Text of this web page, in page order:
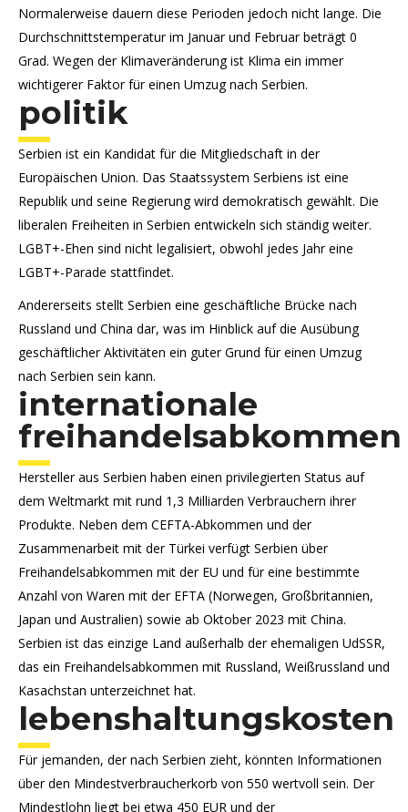
Normalerweise dauern diese Perioden jedoch nicht lange. Die
Durchschnittstemperatur im Januar und Februar beträgt 0
Grad. Wegen der Klimaveränderung ist Klima ein immer
wichtigerer Faktor für einen Umzug nach Serbien.
politik
Serbien ist ein Kandidat für die Mitgliedschaft in der
Europäischen Union. Das Staatssystem Serbiens ist eine
Republik und seine Regierung wird demokratisch gewählt. Die
liberalen Freiheiten in Serbien entwickeln sich ständig weiter.
LGBT+-Ehen sind nicht legalisiert, obwohl jedes Jahr eine
LGBT+-Parade stattfindet.
Andererseits stellt Serbien eine geschäftliche Brücke nach
Russland und China dar, was im Hinblick auf die Ausübung
geschäftlicher Aktivitäten ein guter Grund für einen Umzug
nach Serbien sein kann.
internationale
freihandelsabkommen
Hersteller aus Serbien haben einen privilegierten Status auf
dem Weltmarkt mit rund 1,3 Milliarden Verbrauchern ihrer
Produkte. Neben dem CEFTA-Abkommen und der
Zusammenarbeit mit der Türkei verfügt Serbien über
Freihandelsabkommen mit der EU und für eine bestimmte
Anzahl von Waren mit der EFTA (Norwegen, Großbritannien,
Japan und Australien) sowie ab Oktober 2023 mit China.
Serbien ist das einzige Land außerhalb der ehemaligen UdSSR,
das ein Freihandelsabkommen mit Russland, Weißrussland und
Kasachstan unterzeichnet hat.
lebenshaltungskosten
Für jemanden, der nach Serbien zieht, könnten Informationen
über den Mindestverbraucherkorb von 550 wertvoll sein. Der
Mindestlohn liegt bei etwa 450 EUR und der